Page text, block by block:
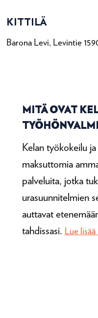
KITTILÄ
Barona Levi, Levintie
MITÄ OVAT
Kelan työkokeilu
maksuttomia
palveluita, jotka
urasuunnitelmien
auttavat
tahdissasi. Lue